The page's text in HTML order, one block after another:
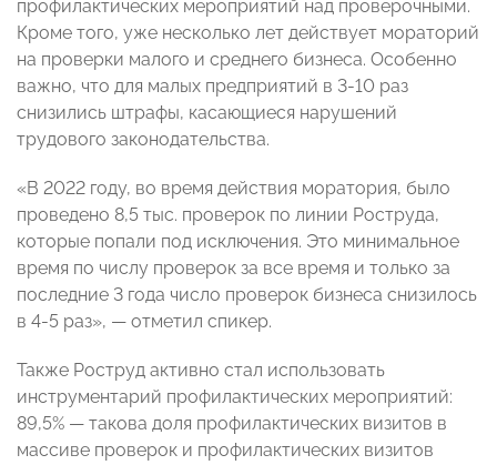
профилактических мероприятий над проверочными.
Кроме того, уже несколько лет действует мораторий
на проверки малого и среднего бизнеса. Особенно
важно, что для малых предприятий в 3-10 раз
снизились штрафы, касающиеся нарушений
трудового законодательства.
«В 2022 году, во время действия моратория, было
проведено 8,5 тыс. проверок по линии Роструда,
которые попали под исключения. Это минимальное
время по числу проверок за все время и только за
последние 3 года число проверок бизнеса снизилось
в 4-5 раз», — отметил спикер.
Также Роструд активно стал использовать
инструментарий профилактических мероприятий:
89,5% — такова доля профилактических визитов в
массиве проверок и профилактических визитов